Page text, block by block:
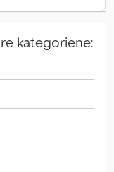
kategoriene: